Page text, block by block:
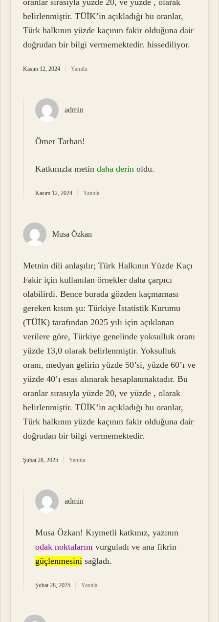
belirlenmiştir. TÜİK’in açıkladığı bu oranlar,
Türk halkının yüzde kaçının fakir olduğuna dair
doğrudan bir bilgi vermemektedir. hissediliyor.
Kasım 12, 2024 Yanıtla
admin
Ömer Tarhan!
Katkınızla metindaha derin oldu.
Kasım 12, 2024 Yanıtla
Musa Özkan
Metnin dili anlaşılır; Türk Halkının Yüzde Kaçı
Fakir için kullanılan örnekler daha çarpıcı
olabilirdi. Bence burada gözden kaçmaması
gereken kısım şu: Türkiye İstatistik Kurumu
(TÜİK) tarafından 2025 yılı için açıklanan
verilere göre, Türkiye genelinde yoksulluk oranı
yüzde 13,0 olarak belirlenmiştir. Yoksulluk
oranı, medyan gelirin yüzde 50’si, yüzde 60’ı ve
yüzde 40’ı esas alınarak hesaplanmaktadır. Bu
oranlar sırasıyla yüzde 20, ve yüzde , olarak
belirlenmiştir. TÜİK’in açıkladığı bu oranlar,
Türk halkının yüzde kaçının fakir olduğuna dair
doğrudan bir bilgi vermemektedir.
Şubat 28, 2025 Yanıtla
admin
Musa Özkan! Kıymetli katkınız, yazının
odak noktalarını vurguladı ve ana fikrin
güçlenmesini sağladı.
Şubat 28, 2025 Yanıtla